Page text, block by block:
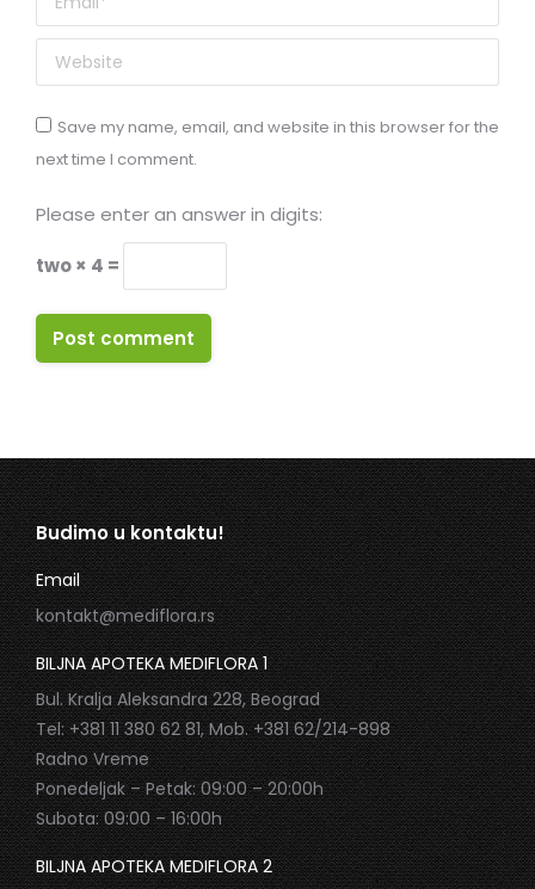
Website
Save my name, email, and website in this browser for the
next time I comment.
Please enter an answer in digits:
two × 4 =
Post comment
Budimo u kontaktu!
Email
kontakt@mediflora.rs
BILJNA APOTEKA MEDIFLORA 1
Bul. Kralja Aleksandra 228, Beograd
Tel: +381 11 380 62 81, Mob. +381 62/214-898
Radno Vreme
Ponedeljak – Petak: 09:00 – 20:00h
Subota: 09:00 – 16:00h
BILJNA APOTEKA MEDIFLORA 2